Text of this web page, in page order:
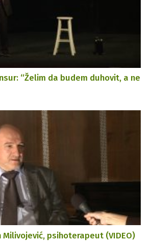
“Želim da budem duhovit, a ne
Milivojević, psihoterapeut (VIDEO)